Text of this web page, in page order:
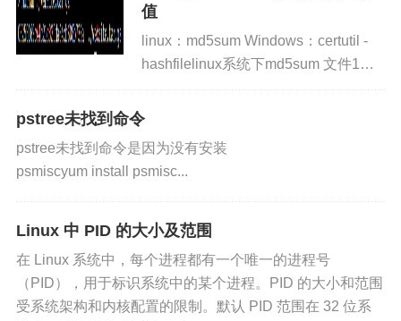
值
linux：md5sum Windows：certutil -
hashfilelinux系统下md5sum 文件1路
径 文件2路径 ... sha1sum 文...
pstree未找到命令
pstree未找到命令是因为没有安装
psmiscyum install psmisc...
Linux 中 PID 的大小及范围
在 Linux 系统中，每个进程都有一个唯一的进程号
（PID），用于标识系统中的某个进程。PID 的大小和范围
受系统架构和内核配置的限制。默认 PID 范围在 32 位系